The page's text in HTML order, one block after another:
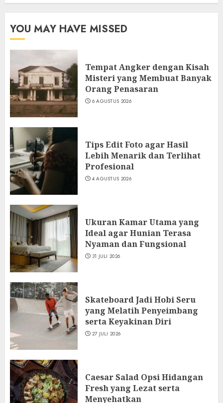
YOU MAY HAVE MISSED
Tempat Angker dengan Kisah
Misteri yang Membuat Banyak
Orang Penasaran
6 AGUSTUS 2026
Tips Edit Foto agar Hasil
Lebih Menarik dan Terlihat
Profesional
4 AGUSTUS 2026
Ukuran Kamar Utama yang
Ideal agar Hunian Terasa
Nyaman dan Fungsional
31 JULI 2026
Skateboard Jadi Hobi Seru
yang Melatih Penyeimbang
serta Keyakinan Diri
27 JULI 2026
Caesar Salad Opsi Hidangan
Fresh yang Lezat serta
Menyehatkan